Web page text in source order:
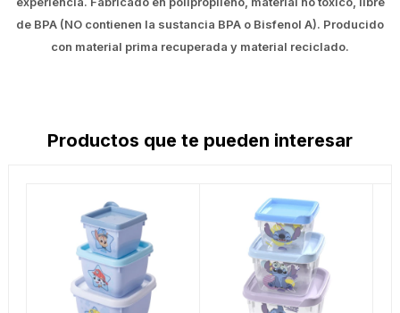
de BPA (NO contienen la sustancia BPA o Bisfenol A). Producido
con material prima recuperada y material reciclado.
Productos que te pueden interesar